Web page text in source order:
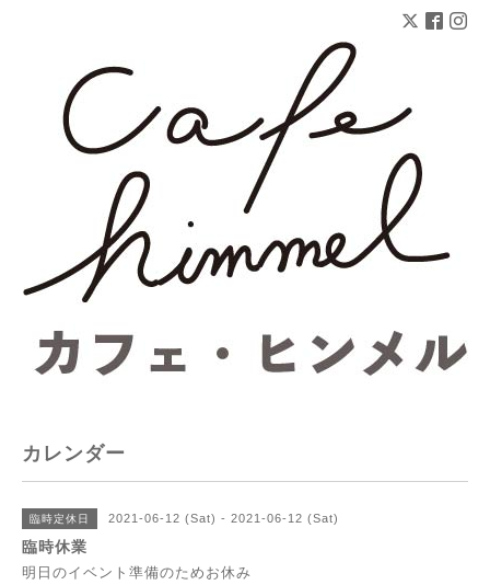
カレンダー
臨時定休日 2021-06-12 (Sat) - 2021-06-12 (Sat)
臨時休業
明日のイベント準備のためお休み